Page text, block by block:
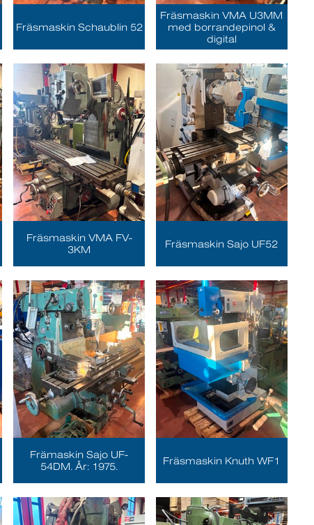
Fräsmaskin Schaublin 52
Fräsmaskin VMA U3MM
med borrandepinol &
digital
Fräsmaskin VMA FV-
3KM
Fräsmaskin Sajo UF52
Främaskin Sajo UF-
54DM. År: 1975.
Fräsmaskin Knuth WF1